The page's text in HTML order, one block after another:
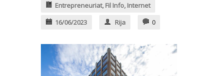
Entrepreneuriat, Fil Info, Internet
16/06/2023
Rija 0